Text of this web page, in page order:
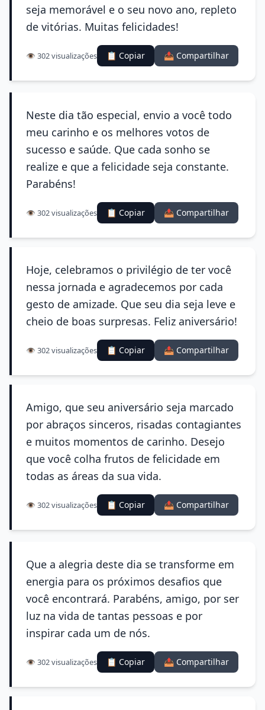
seja memorável e o seu novo ano, repleto
de vitórias. Muitas felicidades!
👁️ 302 visualizações 📋 Copiar 📤 Compartilhar
Neste dia tão especial, envio a você todo
meu carinho e os melhores votos de
sucesso e saúde. Que cada sonho se
realize e que a felicidade seja constante.
Parabéns!
👁️ 302 visualizações 📋 Copiar 📤 Compartilhar
Hoje, celebramos o privilégio de ter você
nessa jornada e agradecemos por cada
gesto de amizade. Que seu dia seja leve e
cheio de boas surpresas. Feliz aniversário!
👁️ 302 visualizações 📋 Copiar 📤 Compartilhar
Amigo, que seu aniversário seja marcado
por abraços sinceros, risadas contagiantes
e muitos momentos de carinho. Desejo
que você colha frutos de felicidade em
todas as áreas da sua vida.
👁️ 302 visualizações 📋 Copiar 📤 Compartilhar
Que a alegria deste dia se transforme em
energia para os próximos desafios que
você encontrará. Parabéns, amigo, por ser
luz na vida de tantas pessoas e por
inspirar cada um de nós.
👁️ 302 visualizações 📋 Copiar 📤 Compartilhar